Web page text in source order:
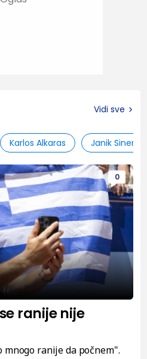
Vidi sve
Karlos Alkaras Janik Siner
0
ranije nije
ranije da počnem".